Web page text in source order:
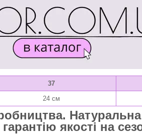
37
24 см
якості на